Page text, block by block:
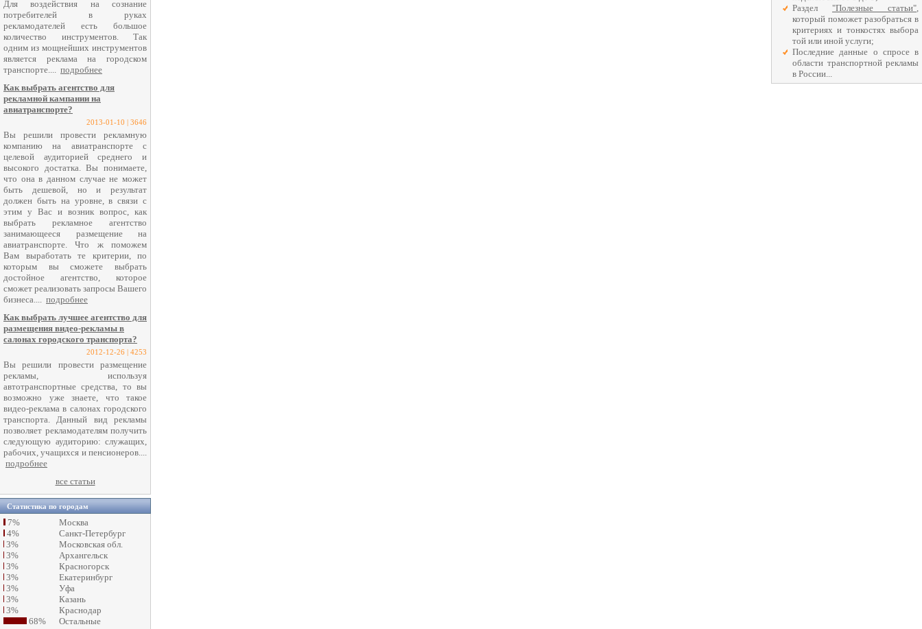
Для воздействия на сознание
потребителей в руках
рекламодателей есть большое
количество инструментов. Так
одним из мощнейших инструментов
является реклама на городском
транспорте.... подробнее
Как выбрать агентство для
рекламной кампании на
авиатранспорте?
2013-01-10 | 3646
Вы решили провести рекламную
компанию на авиатранспорте с
целевой аудиторией среднего и
высокого достатка. Вы понимаете,
что она в данном случае не может
быть дешевой, но и результат
должен быть на уровне, в связи с
этим у Вас и возник вопрос, как
выбрать рекламное агентство
занимающееся размещение на
авиатранспорте. Что ж поможем
Вам выработать те критерии, по
которым вы сможете выбрать
достойное агентство, которое
сможет реализовать запросы Вашего
бизнеса.... подробнее
Как выбрать лучшее агентство для
размещения видео-рекламы в
салонах городского транспорта?
2012-12-26 | 4253
Вы решили провести размещение
рекламы, используя
автотранспортные средства, то вы
возможно уже знаете, что такое
видео-реклама в салонах городского
транспорта. Данный вид рекламы
позволяет рекламодателям получить
следующую аудиторию: служащих,
рабочих, учащихся и пенсионеров....
подробнее
все статьи
Статистика по городам
7%
Москва
4%
Санкт-Петербург
3%
Московская обл.
3%
Архангельск
3%
Красногорск
3%
Екатеринбург
3%
Уфа
3%
Казань
3%
Краснодар
68%
Остальные
Раздел "Полезные статьи",
который поможет разобраться в
критериях и тонкостях выбора
той или иной услуги;
Последние данные о спросе в
области транспортной рекламы
в России...